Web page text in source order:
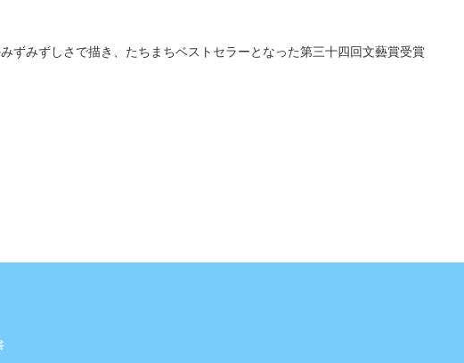
みずしさで描き、たちまちベストセラーとなった第三十四回文藝賞受賞